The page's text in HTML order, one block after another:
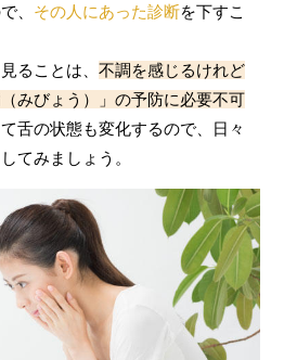
、 その人にあった診断を下すこ
ることは、不調を感じるけれど
みびょう）」の予防に必要不可
舌の状態も変化するので、日々
てみましょう。